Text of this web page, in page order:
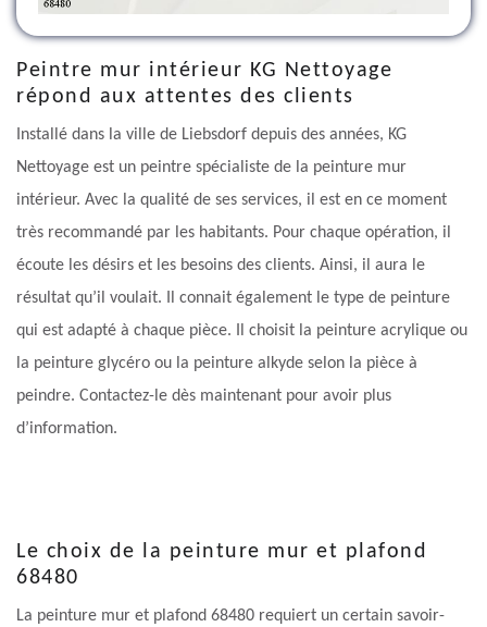
Peintre mur intérieur KG Nettoyage
répond aux attentes des clients
Installé dans la ville de Liebsdorf depuis des années, KG
Nettoyage est un peintre spécialiste de la peinture mur
intérieur. Avec la qualité de ses services, il est en ce moment
très recommandé par les habitants. Pour chaque opération, il
écoute les désirs et les besoins des clients. Ainsi, il aura le
résultat qu’il voulait. Il connait également le type de peinture
qui est adapté à chaque pièce. Il choisit la peinture acrylique ou
la peinture glycéro ou la peinture alkyde selon la pièce à
peindre. Contactez-le dès maintenant pour avoir plus
d’information.
Le choix de la peinture mur et plafond
68480
La peinture mur et plafond 68480 requiert un certain savoir-